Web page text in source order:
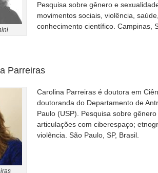
Pesquisa sobre gênero e
movimentos sociais, violência,
conhecimento científico. Campinas,
Parreiras
Carolina Parreiras é doutora em
doutoranda do Departamento de
Paulo (USP). Pesquisa sobre
articulações com ciberespaço;
violência. São Paulo, SP, Brasil.